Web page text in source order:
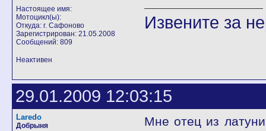
Настоящее имя:
Мотоцикл(ы):
Откуда: г. Сафоново
Зарегистрирован: 21.05.2008
Сообщений: 809
Извените за
Неактивен
29.01.2009 12:03:15
Laredo
Добрыня
Мне отец из